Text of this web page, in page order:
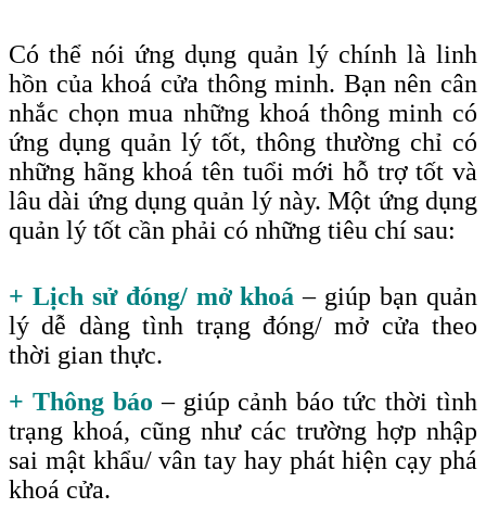
Có thể nói ứng dụng quản lý chính là linh
hồn của khoá cửa thông minh. Bạn nên cân
nhắc chọn mua những khoá thông minh có
ứng dụng quản lý tốt, thông thường chỉ có
những hãng khoá tên tuổi mới hỗ trợ tốt và
lâu dài ứng dụng quản lý này. Một ứng dụng
quản lý tốt cần phải có những tiêu chí sau:
+ Lịch sử đóng/ mở khoá – giúp bạn quản
lý dễ dàng tình trạng đóng/ mở cửa theo
thời gian thực.
+ Thông báo – giúp cảnh báo tức thời tình
trạng khoá, cũng như các trường hợp nhập
sai mật khẩu/ vân tay hay phát hiện cạy phá
khoá cửa.